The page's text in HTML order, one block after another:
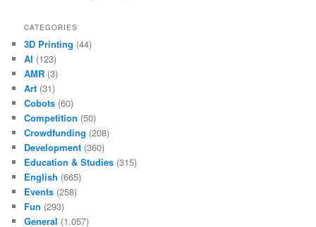
CATEGORIES
3D Printing (44)
AI (123)
AMR (3)
Art (31)
Cobots (60)
Competition (50)
Crowdfunding (208)
Development (360)
Education & Studies (315)
English (665)
Events (258)
Fun (293)
General (1.057)